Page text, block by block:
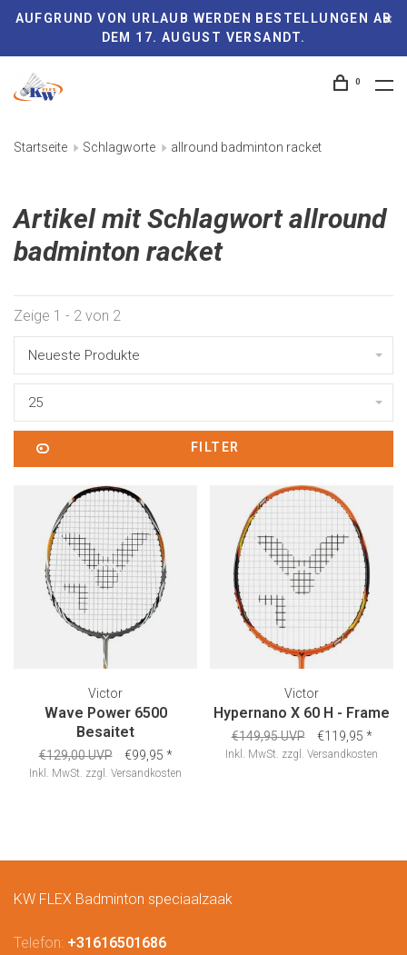
AUFGRUND VON URLAUB WERDEN BESTELLUNGEN AB
DEM 17. AUGUST VERSANDT.
0
Startseite Schlagworte allround badminton racket
Artikel mit Schlagwort allround
badminton racket
Zeige 1 - 2 von 2
Neueste Produkte
25
FILTER
Victor
Wave Power 6500
Besaitet
€129,00 UVP €99,95 *
Inkl. MwSt. zzgl. Versandkosten
Victor
Hypernano X 60 H - Frame
€149,95 UVP €119,95 *
Inkl. MwSt. zzgl. Versandkosten
KW FLEX Badminton speciaalzaak
Telefon: +31616501686